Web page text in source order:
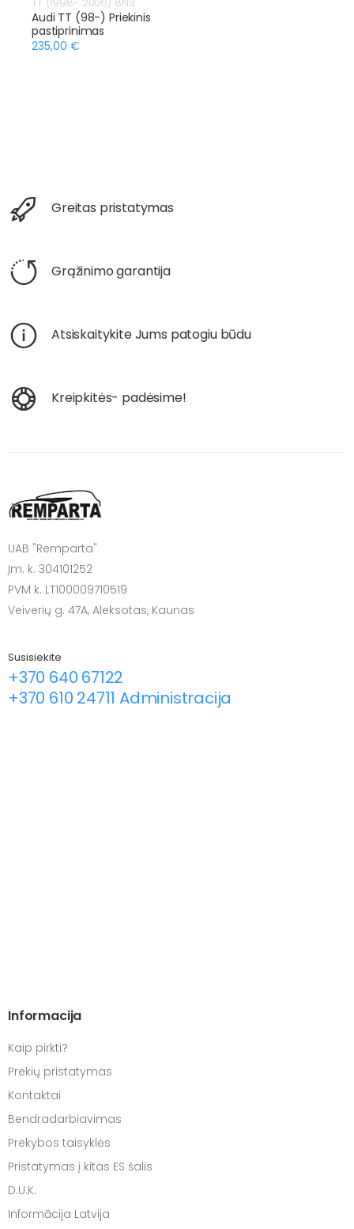
Audi TT (98-) Priekinis
pastiprinimas
235,00 €
Greitas pristatymas
Grąžinimo garantija
Atsiskaitykite Jums patogiu būdu
Kreipkitės- padėsime!
UAB "Remparta"
Įm. k. 304101252
PVM k. LT100009710519
Veiverių g. 47A, Aleksotas, Kaunas
Susisiekite
+370 640 67122
+370 610 24711 Administracija
Informacija
Kaip pirkti?
Prekių pristatymas
Kontaktai
Bendradarbiavimas
Prekybos taisyklės
Pristatymas į kitas ES šalis
D.U.K.
Informācija Latvija